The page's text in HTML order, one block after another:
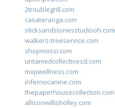
2troublegrill.com
casateranga.com
sticksandstonesstudiooh.com
walkers-treeservice.com
shopmossi.com
untamedcollectivesd.com
mxpwellness.com
infernocanine.com
thepaperhousecollection.com
allisonwillisholley.com